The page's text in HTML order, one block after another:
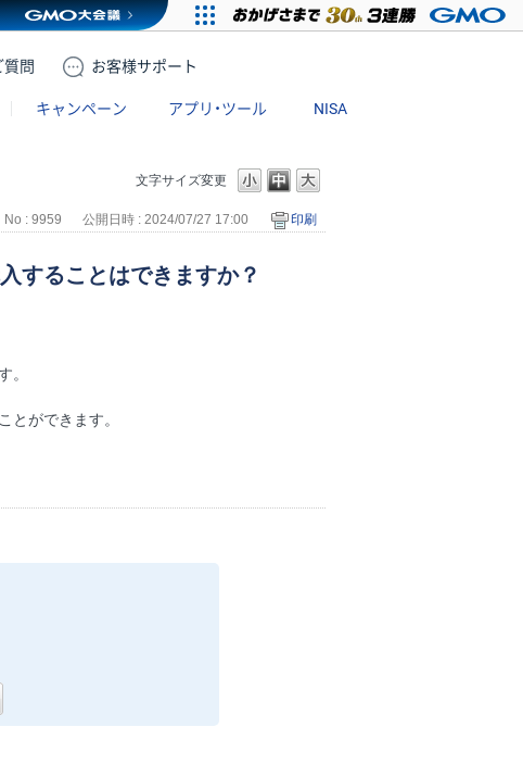
質問 お客様サポート
キャンペーン アプリ・ツール NISA
文字サイズ変更
No : 9959 公開日時 : 2024/07/27 17:00 印刷
することはできますか？
。
とができます。